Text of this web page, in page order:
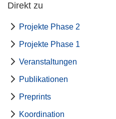
Direkt zu
Projekte Phase 2
Projekte Phase 1
Veranstaltungen
Publikationen
Preprints
Koordination